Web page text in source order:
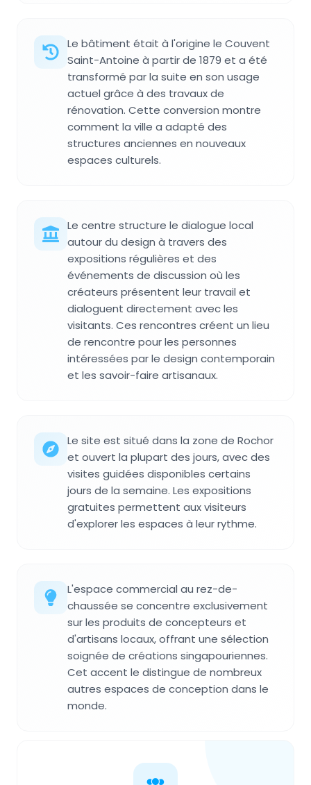
Le bâtiment était à l'origine le Couvent
Saint-Antoine à partir de 1879 et a été
transformé par la suite en son usage
actuel grâce à des travaux de
rénovation. Cette conversion montre
comment la ville a adapté des
structures anciennes en nouveaux
espaces culturels.
Le centre structure le dialogue local
autour du design à travers des
expositions régulières et des
événements de discussion où les
créateurs présentent leur travail et
dialoguent directement avec les
visitants. Ces rencontres créent un lieu
de rencontre pour les personnes
intéressées par le design contemporain
et les savoir-faire artisanaux.
Le site est situé dans la zone de Rochor
et ouvert la plupart des jours, avec des
visites guidées disponibles certains
jours de la semaine. Les expositions
gratuites permettent aux visiteurs
d'explorer les espaces à leur rythme.
L'espace commercial au rez-de-
chaussée se concentre exclusivement
sur les produits de concepteurs et
d'artisans locaux, offrant une sélection
soignée de créations singapouriennes.
Cet accent le distingue de nombreux
autres espaces de conception dans le
monde.